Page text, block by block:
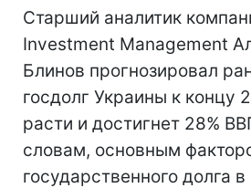
Старший аналитик
Investment Management
Блинов прогнозировал
госдолг Украины к концу
расти и достигнет 28%
словам, основным
государственного долга в